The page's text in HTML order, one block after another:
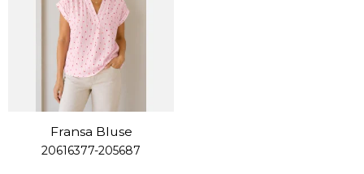
Fransa Bluse
20616377-205687